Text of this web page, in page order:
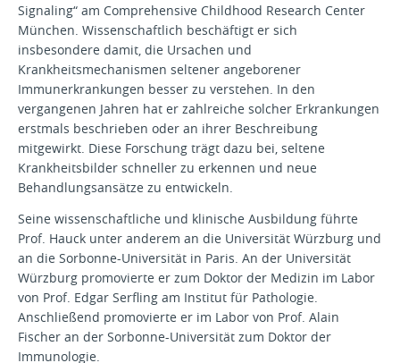
Signaling“ am Comprehensive Childhood Research Center
München. Wissenschaftlich beschäftigt er sich
insbesondere damit, die Ursachen und
Krankheitsmechanismen seltener angeborener
Immunerkrankungen besser zu verstehen. In den
vergangenen Jahren hat er zahlreiche solcher Erkrankungen
erstmals beschrieben oder an ihrer Beschreibung
mitgewirkt. Diese Forschung trägt dazu bei, seltene
Krankheitsbilder schneller zu erkennen und neue
Behandlungsansätze zu entwickeln.
Seine wissenschaftliche und klinische Ausbildung führte
Prof. Hauck unter anderem an die Universität Würzburg und
an die Sorbonne-Universität in Paris. An der Universität
Würzburg promovierte er zum Doktor der Medizin im Labor
von Prof. Edgar Serfling am Institut für Pathologie.
Anschließend promovierte er im Labor von Prof. Alain
Fischer an der Sorbonne-Universität zum Doktor der
Immunologie.